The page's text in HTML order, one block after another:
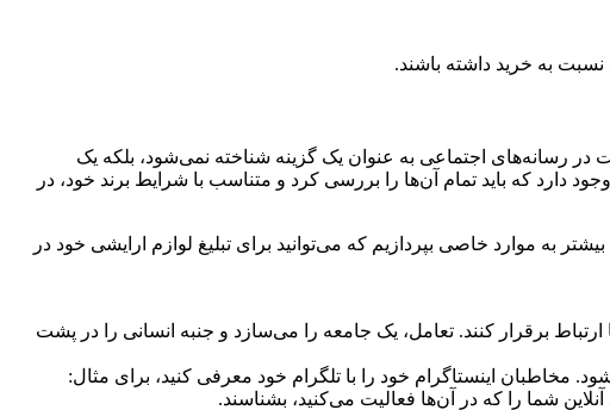
به خرید داشته باشند.
در رسانه‌های اجتماعی به عنوان یک گزینه شناخته نمی‌شود، بلکه یک
که باید تمام آن‌ها را بررسی کرد و متناسب با شرایط برند خود، در
به موارد خاصی بپردازیم که می‌توانید برای تبلیغ لوازم ارایشی خود در
برقرار کنند. تعامل، یک جامعه را می‌سازد و جنبه انسانی را در پشت
مخاطبان اینستاگرام خود را با تلگرام خود معرفی کنید، برای مثال:
شما را که در آن‌ها فعالیت می‌کنید، بشناسند.